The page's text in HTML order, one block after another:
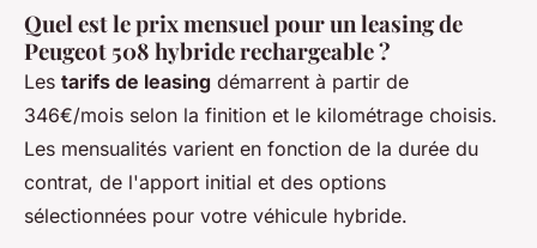
Quel est le prix mensuel pour un leasing de
Peugeot 508 hybride rechargeable ?
Les tarifs de leasing démarrent à partir de
346€/mois selon la finition et le kilométrage choisis.
Les mensualités varient en fonction de la durée du
contrat, de l'apport initial et des options
sélectionnées pour votre véhicule hybride.